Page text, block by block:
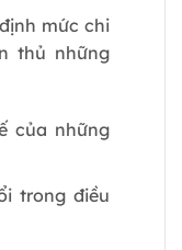
mức chi
thủ những
của những
trong điều